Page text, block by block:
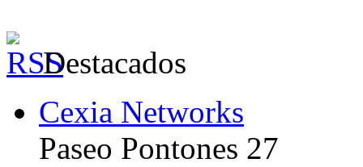
Destacados
Cexia Networks
Paseo Pontones 27